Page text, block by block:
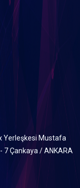
Yerleşkesi Mustafa
7 Çankaya / ANKARA